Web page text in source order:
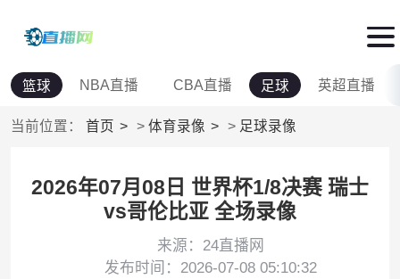
篮球 NBA直播 CBA直播 足球 英超直播
当前位置： 首页 > 体育录像 > 足球录像
2026年07月08日 世界杯1/8决赛 瑞士
vs哥伦比亚 全场录像
来源：24直播网
发布时间：2026-07-08 05:10:32